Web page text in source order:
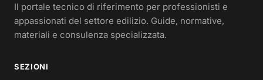
Il portale tecnico di riferimento per professionisti e
appassionati del settore edilizio. Guide, normative,
materiali e consulenza specializzata.
SEZIONI